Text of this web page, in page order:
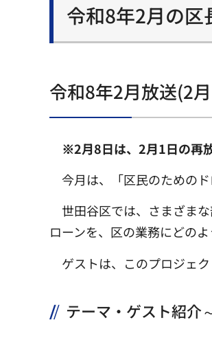
令和8年2月の区
令和8年2月放送(2
※2月8日は、2月1日の再放
今月は、「区民のための
世田谷区では、さまざま
ローンを、区の業務にどの
ゲストは、このプロジェ
テーマ・ゲスト紹介